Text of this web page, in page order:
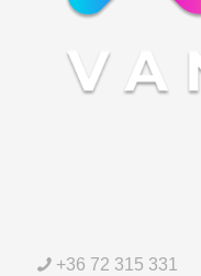
+36 72 315 331